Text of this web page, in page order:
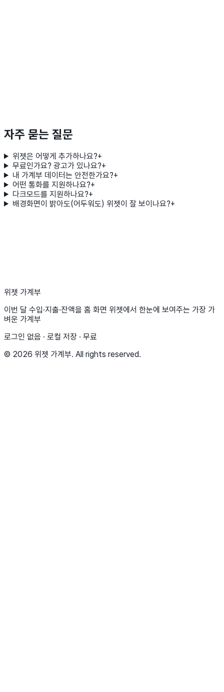
자주 묻는 질문
위젯은 어떻게 추가하나요?+
무료인가요? 광고가 있나요?+
내 가계부 데이터는 안전한가요?+
어떤 통화를 지원하나요?+
다크모드를 지원하나요?+
배경화면이 밝아도(어두워도) 위젯이 잘 보이나요?+
▶ Google Play에서 받기
위젯 가계부
이번 달 수입·지출·잔액을 홈 화면 위젯에서 한눈에 보여주는 가장 가
벼운 가계부
로그인 없음 · 로컬 저장 · 무료
© 2026 위젯 가계부. All rights reserved.